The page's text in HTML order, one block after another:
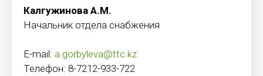
Калгужинова А.М.
Начальник отдела снабжения
E-mail: a.gorbyleva@ttc.kz
Телефон: 8-7212-933-722